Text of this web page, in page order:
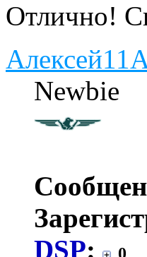
Отлично!
Newbie
DSP: